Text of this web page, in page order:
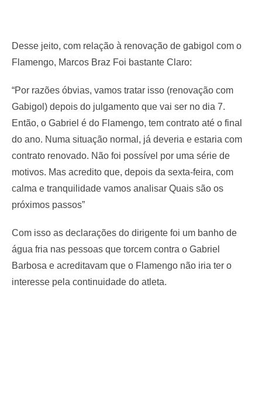
Desse jeito, com relação à renovação de gabigol com o
Flamengo, Marcos Braz Foi bastante Claro:
“Por razões óbvias, vamos tratar isso (renovação com
Gabigol) depois do julgamento que vai ser no dia 7.
Então, o Gabriel é do Flamengo, tem contrato até o final
do ano. Numa situação normal, já deveria e estaria com
contrato renovado. Não foi possível por uma série de
motivos. Mas acredito que, depois da sexta-feira, com
calma e tranquilidade vamos analisar Quais são os
próximos passos”
Com isso as declarações do dirigente foi um banho de
água fria nas pessoas que torcem contra o Gabriel
Barbosa e acreditavam que o Flamengo não iria ter o
interesse pela continuidade do atleta.